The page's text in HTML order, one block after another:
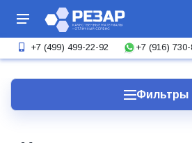
+7 (499) 499-22-92 +7 (916)
Фильтры